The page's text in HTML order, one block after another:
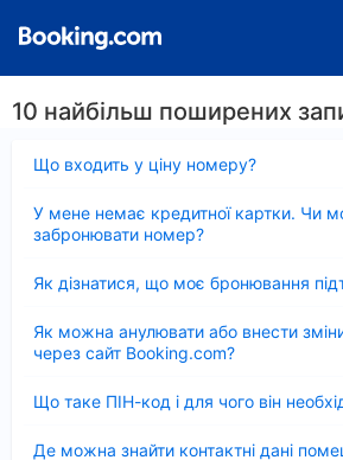
10 найбільш поширених
Що входить у ціну номеру?
У мене немає кредитної картки. Чи
забронювати номер?
Як дізнатися, що моє бронювання
Як можна анулювати або внести
через сайт Booking.com?
Що таке ПІН-код і для чого він
Де можна знайти контактні дані